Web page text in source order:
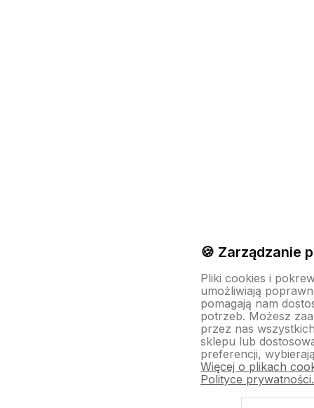
🍪 Zarządzanie
Pliki cookies i
umożliwiają
pomagają nam
potrzeb. Możesz
przez nas
sklepu lub
preferencji,
Więcej o plikach
Polityce prywatności.